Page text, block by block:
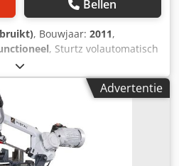
Bellen
, Bouwjaar: 2011,
, Sturtz volautomatisch
4 koppen) en dubbelkops
VSM40/26 - 1 x
Ac Iorf - 1 x handling
- 1 x kanteltafel - 1 x 2-kops
- 1 x uitvoertafel aangepast
Synego en Geneo de lijn is nog
in werkende staat
Advertentie